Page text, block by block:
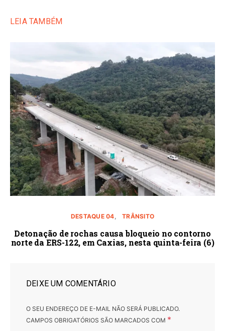
LEIA TAMBÉM
DESTAQUE 04 TRÂNSITO
Detonação de rochas causa bloqueio no contorno
norte da ERS-122, em Caxias, nesta quinta-feira (6)
DEIXE UM COMENTÁRIO
O SEU ENDEREÇO DE E-MAIL NÃO SERÁ PUBLICADO.
CAMPOS OBRIGATÓRIOS SÃO MARCADOS COM *